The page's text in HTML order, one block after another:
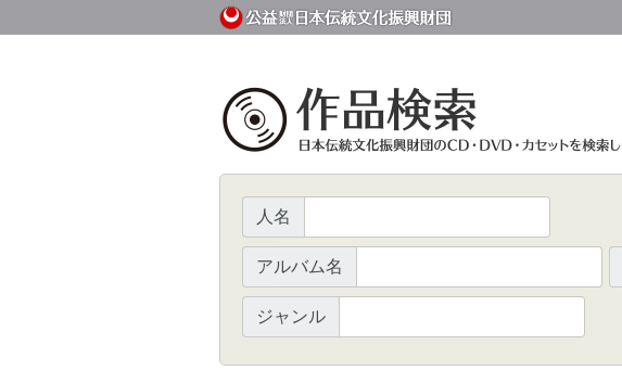
人名
アルバム名
ジャンル